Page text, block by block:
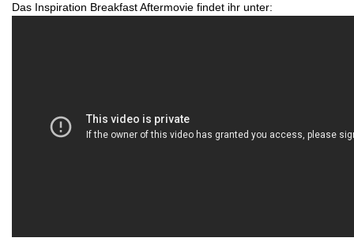
Das Inspiration Breakfast Aftermovie findet ihr unter: